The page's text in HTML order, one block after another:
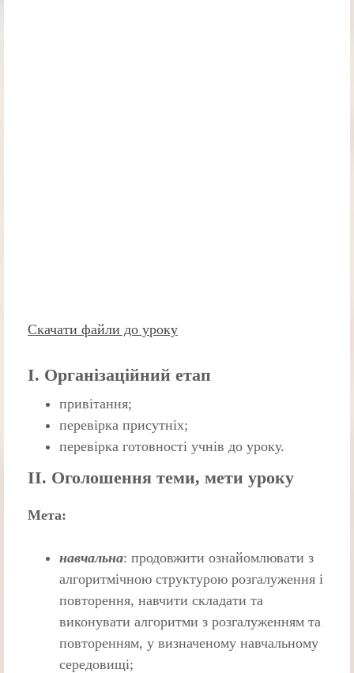
Скачати файли до уроку
І. Організаційний етап
привітання;
перевірка присутніх;
перевірка готовності учнів до уроку.
ІІ. Оголошення теми, мети уроку
Мета:
навчальна: продовжити ознайомлювати з
алгоритмічною структурою розгалуження і
повторення, навчити складати та
виконувати алгоритми з розгалуженням та
повторенням, у визначеному навчальному
середовищі;